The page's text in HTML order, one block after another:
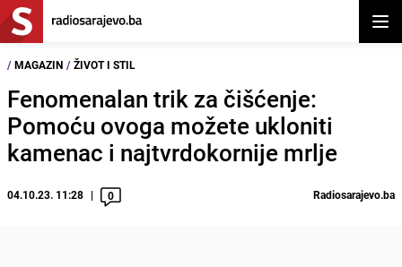
/ MAGAZIN / ŽIVOT I STIL
Fenomenalan trik za čišćenje:
Pomoću ovoga možete ukloniti
kamenac i najtvrdokornije mrlje
04.10.23. 11:28 0 Radiosarajevo.ba